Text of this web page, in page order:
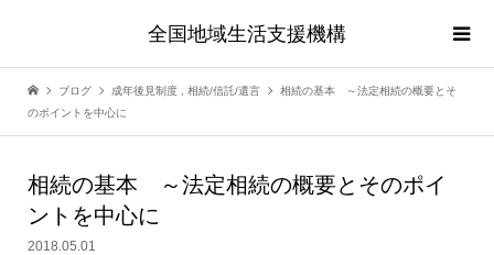
全国地域生活支援機構
ブログ 成年後見制度 相続/信託/遺言
相続の基本 ～法定相続の概要とそ
のポイントを中心に
相続の基本 ～法定相続の概要とそのポイ
ントを中心に
2018.05.01